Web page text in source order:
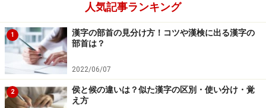
受検していれば、もういいやという諦めよりも、間違え
てしまったところを克服し次の試験でリベンジするぞ！
という意欲も湧いてくるのではないかと思うのです。そ
のモチベーションを維持してまたコツコツ勉強し、別の
新しい問題集をベースに「完全征服版－第2集」を作
人気記事ランキング
1
漢字の部首の見分け方！コツや漢検に出る漢字の
部首は？
2022/06/07
2
侯と候の違いは？似た漢字の区別・使い分け・覚
え方